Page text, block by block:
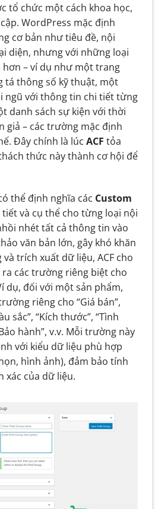
tổ chức một cách khoa học,
WordPress mặc định
cơ bản như tiêu đề, nội
diện, nhưng với những loại
– ví dụ như một trang
tá thông số kỹ thuật, một
ngũ với thông tin chi tiết từng
danh sách sự kiện với thời
giả – các trường mặc định
Đây chính là lúc ACF tỏa
thức này thành cơ hội để
thể định nghĩa các Custom
và cụ thể cho từng loại nội
nhét tất cả thông tin vào
văn bản lớn, gây khó khăn
trích xuất dữ liệu, ACF cho
các trường riêng biệt cho
dụ, đối với một sản phẩm,
riêng cho “Giá bán”,
sắc”, “Kích thước”, “Tình
hành”, v.v. Mỗi trường này
với kiểu dữ liệu phù hợp
hình ảnh), đảm bảo tính
xác của dữ liệu.